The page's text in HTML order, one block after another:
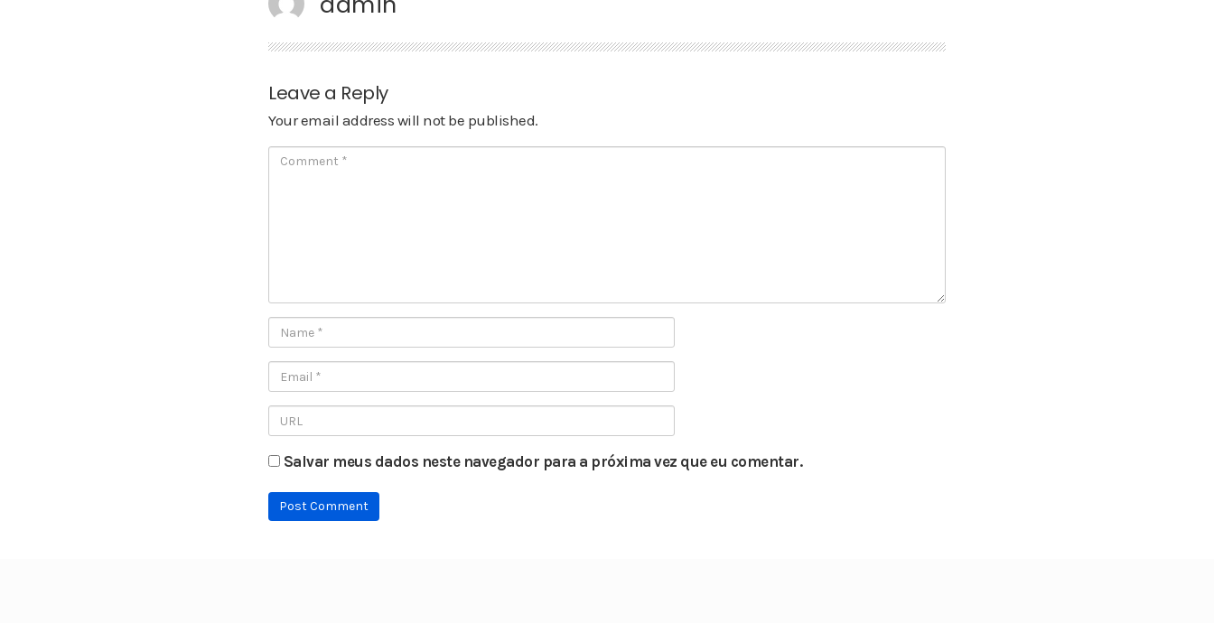
Leave a Reply
Your email address will not be published.
Salvar meus dados neste navegador para a próxima vez que eu comentar.